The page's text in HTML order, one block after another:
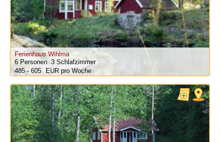
Ferienhaus Wihlma
6 Personen.3 Schlafzimmer
485 - 605
pro Woche